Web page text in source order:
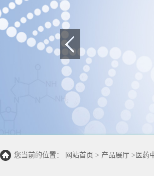
您当前的位置： 网站首页 > 产品展厅 > 医药